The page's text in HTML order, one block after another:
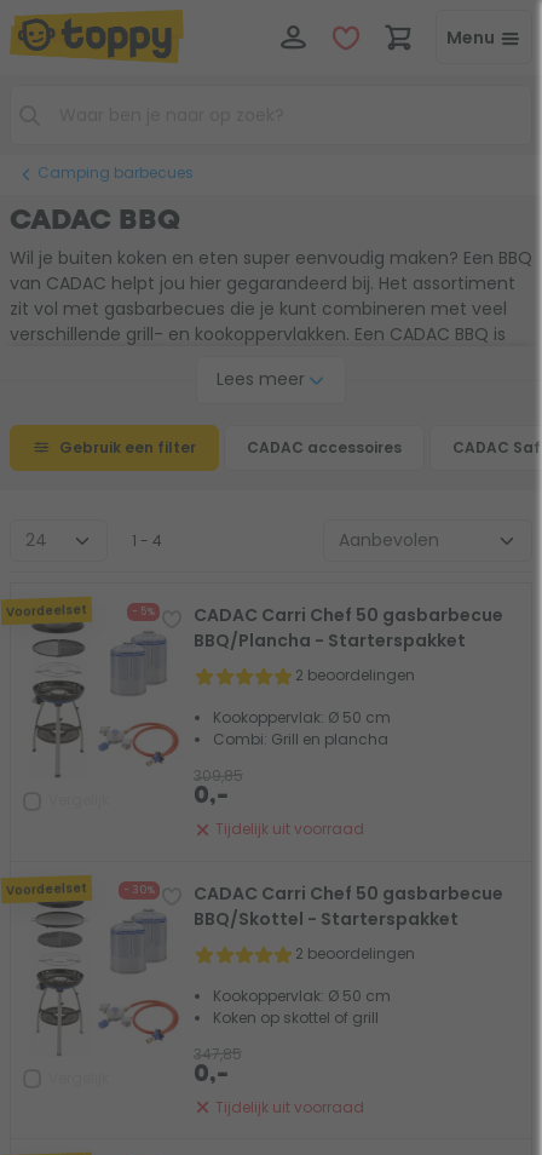
Menu
Camping barbecues
CADAC BBQ
Wil je buiten koken en eten super eenvoudig maken? Een BBQ
van CADAC helpt jou hier gegarandeerd bij. Het assortiment
zit vol met gasbarbecues die je kunt combineren met veel
verschillende grill- en kookoppervlakken. Een CADAC BBQ is
temperatuur. Ideaal voor op de camping!
Lees meer
Gebruik een filter CADAC accessoires CADAC
1 - 4
Voordeelset - 5%
CADAC Carri Chef 50 gasbarbecue
BBQ/Plancha - Starterspakket
2 beoordelingen
Kookoppervlak: Ø 50 cm
Combi: Grill en plancha
Tijdelijk uit voorraad
309,85
0,-
Voordeelset - 30%
CADAC Carri Chef 50 gasbarbecue
BBQ/Skottel - Starterspakket
2 beoordelingen
Kookoppervlak: Ø 50 cm
Koken op skottel of grill
Tijdelijk uit voorraad
347,85
0,-